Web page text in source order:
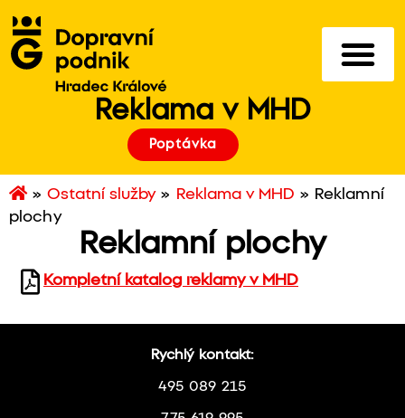
Reklama v MHD
Poptávka
»Ostatní služby» Reklama v MHD » Reklamní
plochy
Reklamní plochy
Kompletní katalog reklamy v MHD
Rychlý kontakt:
495 089 215